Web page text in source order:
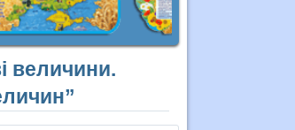
величини.